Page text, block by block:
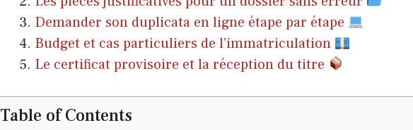
Demander son duplicata en ligne étape par étape
Budget et cas particuliers de l’immatriculation
Le certificat provisoire et la réception du titre
Table of Contents